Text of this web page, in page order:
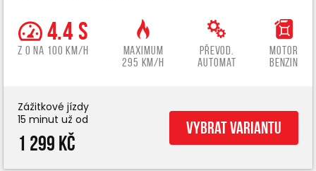
4.4 s
z 0 na 100 km/h
Maximum
295 km/h
Převod.
automat
Motor
benzin
Zážitkové jízdy
15 minut už od
1 299 Kč
Vybrat variantu